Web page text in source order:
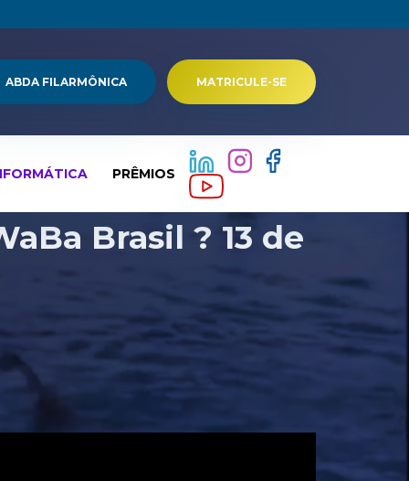
ABDA FILARMÔNICA MATRICULE-SE
PRÊMIOS
Brasil ? 13 de